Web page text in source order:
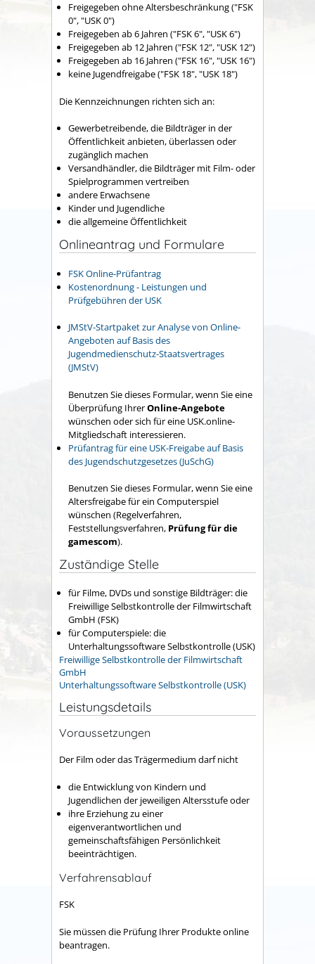
Freigegeben ohne Altersbeschränkung ("FSK
0", "USK 0")
Freigegeben ab 6 Jahren ("FSK 6", "USK 6")
Freigegeben ab 12 Jahren ("FSK 12", "USK 12")
Freigegeben ab 16 Jahren ("FSK 16", "USK 16")
keine Jugendfreigabe ("FSK 18", "USK 18")
Die Kennzeichnungen richten sich an:
Gewerbetreibende, die Bildträger in der
Öffentlichkeit anbieten, überlassen oder
zugänglich machen
Versandhändler, die Bildträger mit Film- oder
Spielprogrammen vertreiben
andere Erwachsene
Kinder und Jugendliche
die allgemeine Öffentlichkeit
Onlineantrag und Formulare
FSK Online-Prüfantrag
Kostenordnung - Leistungen und
Prüfgebühren der USK
JMStV-Startpaket zur Analyse von Online-
Angeboten auf Basis des
Jugendmedienschutz-Staatsvertrages
(JMStV)
Benutzen Sie dieses Formular, wenn Sie eine
Überprüfung IhrerOnline-Angebote
wünschen oder sich für eine USK.online-
Mitgliedschaft interessieren.
Prüfantrag für eine USK-Freigabe auf Basis
des Jugendschutzgesetzes (JuSchG)
Benutzen Sie dieses Formular, wenn Sie eine
Altersfreigabe für ein Computerspiel
wünschen (Regelverfahren,
Feststellungsverfahren, Prüfung für die
gamescom).
Zuständige Stelle
für Filme, DVDs und sonstige Bildträger: die
Freiwillige Selbstkontrolle der Filmwirtschaft
GmbH (FSK)
für Computerspiele: die
Unterhaltungssoftware Selbstkontrolle (USK)
Freiwillige Selbstkontrolle der Filmwirtschaft
GmbH
Unterhaltungssoftware Selbstkontrolle (USK)
Leistungsdetails
Voraussetzungen
Der Film oder das Trägermedium darf nicht
die Entwicklung von Kindern und
Jugendlichen der jeweiligen Altersstufe oder
ihre Erziehung zu einer
eigenverantwortlichen und
gemeinschaftsfähigen Persönlichkeit
beeinträchtigen.
Verfahrensablauf
FSK
Sie müssen die Prüfung Ihrer Produkte online
beantragen.